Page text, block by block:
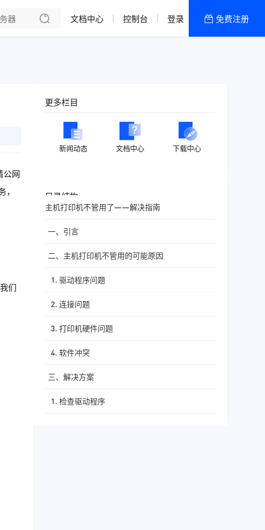
文档中心 控制台 登录 免费注册
公网
们
更多栏目
新闻动态 文档中心 下载中心
目录结构
主机打印机不管用了——解决指南
一、引言
二、主机打印机不管用的可能原因
1. 驱动程序问题
2. 连接问题
3. 打印机硬件问题
4. 软件冲突
三、解决方案
1. 检查驱动程序